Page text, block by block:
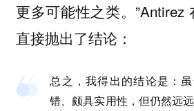
更多可能性之类。”Antirez
直接抛出了结论：
总之，我得出的结论是：
错、颇具实用性，但仍然远